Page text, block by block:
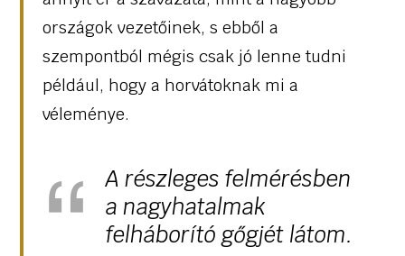
országok vezetőinek, s ebből a
szempontból mégis csak jó lenne tudni
például, hogy a horvátoknak mi a
véleménye.
A részleges felmérésben
a nagyhatalmak
felháborító gőgjét látom.